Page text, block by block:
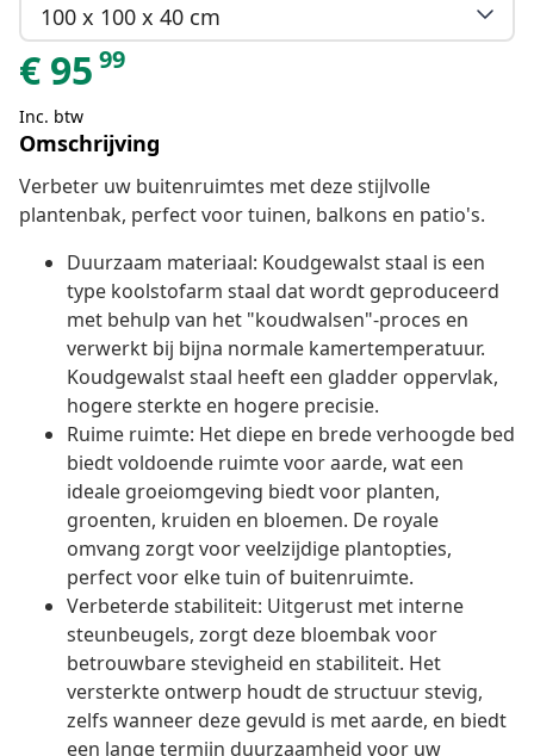
100 x 100 x 40 cm
€ 95 99
Inc. btw
Omschrijving
Verbeter uw buitenruimtes met deze stijlvolle
plantenbak, perfect voor tuinen, balkons en patio's.
Duurzaam materiaal: Koudgewalst staal is een
type koolstofarm staal dat wordt geproduceerd
met behulp van het "koudwalsen"-proces en
verwerkt bij bijna normale kamertemperatuur.
Koudgewalst staal heeft een gladder oppervlak,
hogere sterkte en hogere precisie.
Ruime ruimte: Het diepe en brede verhoogde bed
biedt voldoende ruimte voor aarde, wat een
ideale groeiomgeving biedt voor planten,
groenten, kruiden en bloemen. De royale
omvang zorgt voor veelzijdige plantopties,
perfect voor elke tuin of buitenruimte.
Verbeterde stabiliteit: Uitgerust met interne
steunbeugels, zorgt deze bloembak voor
betrouwbare stevigheid en stabiliteit. Het
versterkte ontwerp houdt de structuur stevig,
zelfs wanneer deze gevuld is met aarde, en biedt
een lange termijn duurzaamheid voor uw